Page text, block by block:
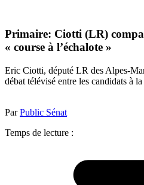
Primaire: Ciotti (LR)
« course à l’échalote »
Eric Ciotti, député LR des Alpes-
débat télévisé entre les candidats à
ParPublic Sénat
Temps de lecture :